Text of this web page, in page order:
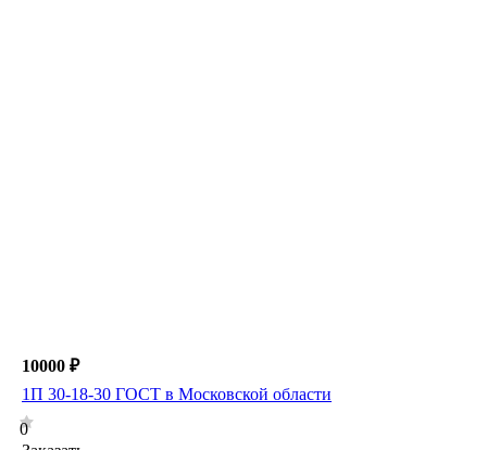
10000 ₽
1П 30-18-30 ГОСТ в Московской области
0